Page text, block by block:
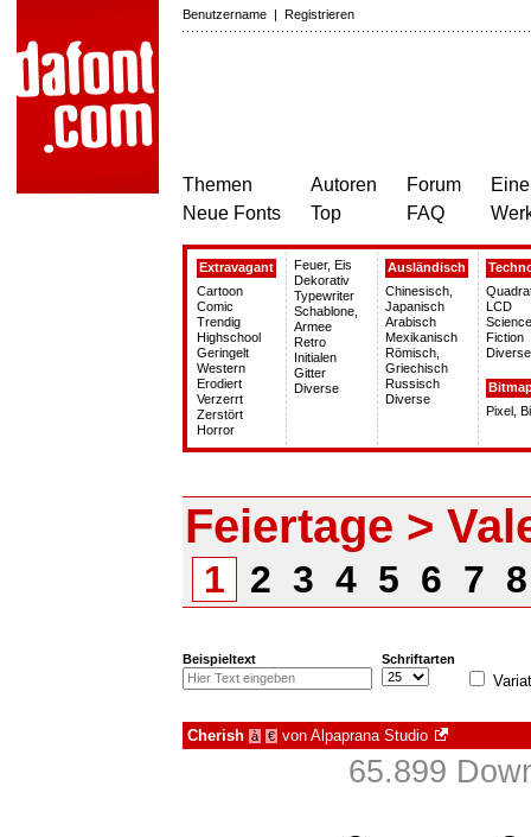
Benutzername | Registrieren
Themen
Neue Fonts
Autoren
Top
Forum
FAQ
Extravagant
Cartoon
Comic
Trendig
Highschool
Geringelt
Western
Erodiert
Verzerrt
Zerstört
Horror
Feuer, Eis
Dekorativ
Typewriter
Schablone,
Armee
Retro
Initialen
Gitter
Diverse
Ausländisch
Chinesisch,
Japanisch
Arabisch
Mexikanisch
Römisch,
Griechisch
Russisch
Diverse
LCD
Fiction
Diverse
Pixel,
Feiertage >
1 2 3 4 5 6 7
Beispieltext Schriftarten
Cherish à € von Alpaprana Studio
65.899